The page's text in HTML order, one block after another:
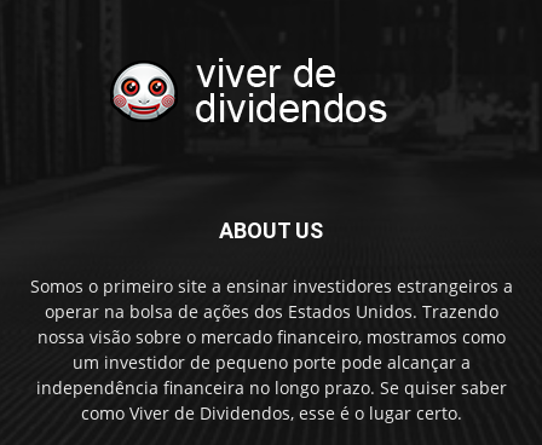
ABOUT US
Somos o primeiro site a ensinar investidores estrangeiros a
operar na bolsa de ações dos Estados Unidos. Trazendo
nossa visão sobre o mercado financeiro, mostramos como
um investidor de pequeno porte pode alcançar a
independência financeira no longo prazo. Se quiser saber
como Viver de Dividendos, esse é o lugar certo.